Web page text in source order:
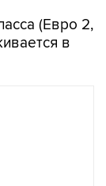
(Евро 2,
в